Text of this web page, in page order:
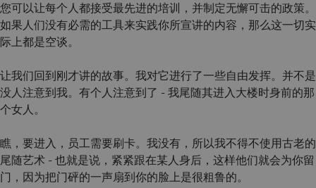
您可以让每个人都接受最先进的培训，并制定无懈可击的政策。
如果人们没有必需的工具来实践你所宣讲的内容，那么这一切实
际上都是空谈。
让我们回到刚才讲的故事。我对它进行了一些自由发挥。并不是
没人注意到我。有个人注意到了 - 我尾随其进入大楼时身前的那
个女人。
瞧，要进入，员工需要刷卡。我没有，所以我不得不使用古老的
尾随艺术 - 也就是说，紧紧跟在某人身后，这样他们就会为你留
门，因为把门砰的一声扇到你的脸上是很粗鲁的。